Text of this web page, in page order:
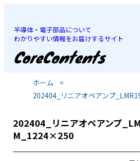
半導体・電子部品について
わかりやすい情報をお届けするサイト
JP
ホーム
>
202404_リニアオペアンプ
202404_リニアオペアンプ
M_1224×250